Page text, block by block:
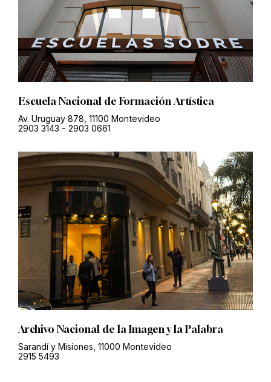
Escuela Nacional de Formación Artística
Av. Uruguay 878, 11100 Montevideo
2903 3143 - 2903 0661
Archivo Nacional de la Imagen y la Palabra
Sarandí y Misiones, 11000 Montevideo
2915 5493